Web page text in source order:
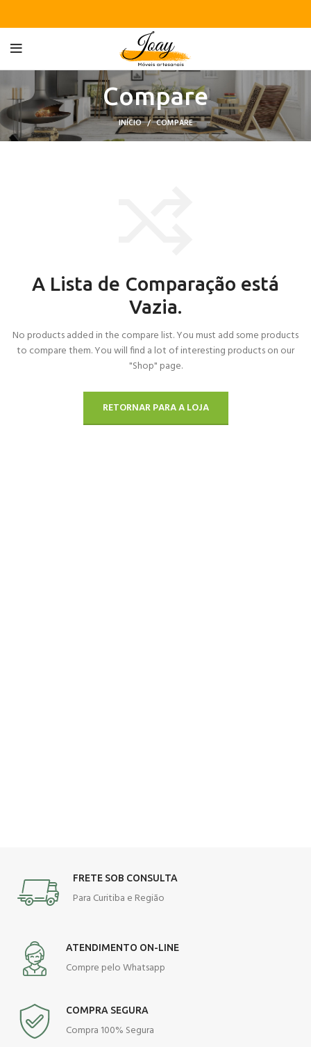
Compare
INÍCIO COMPARE
A Lista de Comparação está
Vazia.
No products added in the compare list. You must add some products
to compare them.You will find a lot of interesting products on our
"Shop" page.
RETORNAR PARA A LOJA
FRETE SOB CONSULTA
Para Curitiba e Região
ATENDIMENTO ON-LINE
Compre pelo Whatsapp
COMPRA SEGURA
Compra 100% Segura